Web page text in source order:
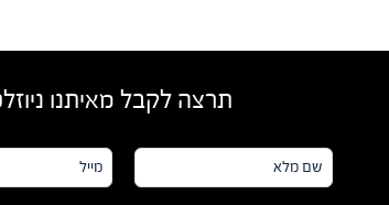
תרצה לקבל מאיתנו
שם
מלא*
מייל*